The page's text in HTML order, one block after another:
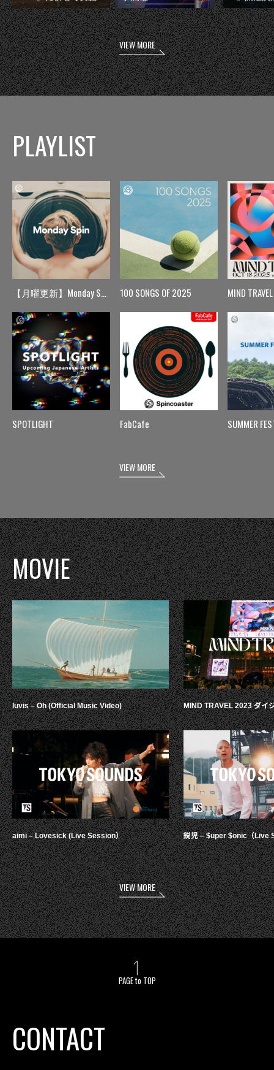
VIEW MORE
PLAYLIST
【月曜更新】Monday Spin
SPOTLIGHT
100 SONGS OF 2025
FabCafe
MIND TRAVEL
SUMMER
VIEW MORE
MOVIE
luvis – Oh (Official Music Video)
aimi – Lovesick (Live Session）
MIND TRAVEL 2023 ダイ
鋭児 – $uper $onic（Live
VIEW MORE
PAGE to TOP
CONTACT